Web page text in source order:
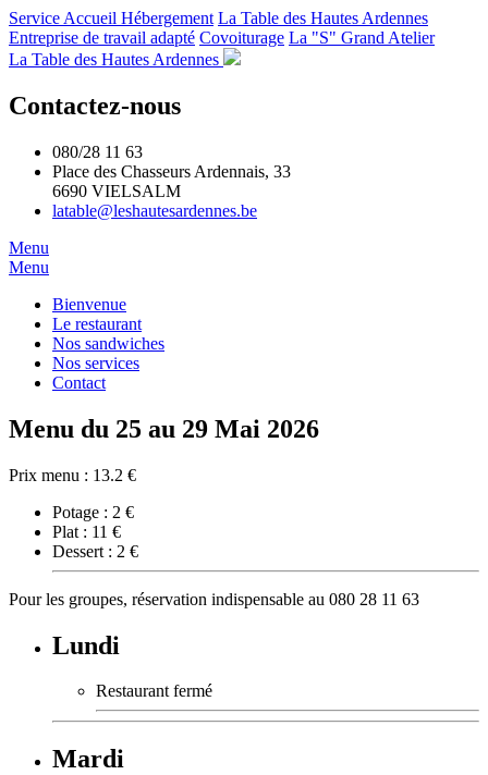
Service Accueil Hébergement La Table des Hautes Ardennes
Entreprise de travail adapté Covoiturage La "S" Grand Atelier
La Table des Hautes Ardennes
Contactez-nous
080/28 11 63
Place des Chasseurs Ardennais, 33
6690 VIELSALM
latable@leshautesardennes.be
Aller
au
Menu
Menu
Bienvenue
Le restaurant
Nos sandwiches
Nos services
Contact
Menu du 25 au 29 Mai 2026
Prix menu : 13.2 €
Potage : 2 €
Plat : 11 €
Dessert : 2 €
Pour les groupes, réservation indispensable au 080 28 11 63
Lundi
Restaurant fermé
Mardi